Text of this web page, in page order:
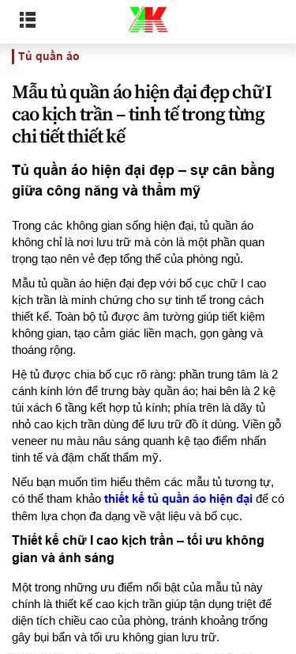
Tủ quần áo
Mẫu tủ quần áo hiện đại đẹp chữ I
cao kịch trần – tinh tế trong từng
chi tiết thiết kế
Tủ quần áo hiện đại đẹp – sự cân bằng
giữa công năng và thẩm mỹ
Trong các không gian sống hiện đại, tủ quần áo
không chỉ là nơi lưu trữ mà còn là một phần quan
trọng tạo nên vẻ đẹp tổng thể của phòng ngủ.
Mẫu tủ quần áo hiện đại đẹp với bố cục chữ I cao
kịch trần là minh chứng cho sự tinh tế trong cách
thiết kế. Toàn bộ tủ được âm tường giúp tiết kiệm
không gian, tạo cảm giác liền mạch, gọn gàng và
thoáng rộng.
Hệ tủ được chia bố cục rõ ràng: phần trung tâm là 2
cánh kính lớn để trưng bày quần áo; hai bên là 2 kệ
túi xách 6 tầng kết hợp tủ kính; phía trên là dãy tủ
nhỏ cao kịch trần dùng để lưu trữ đồ ít dùng. Viền gỗ
veneer nu màu nâu sáng quanh kệ tạo điểm nhấn
tinh tế và đậm chất thẩm mỹ.
Nếu bạn muốn tìm hiểu thêm các mẫu tủ tương tự,
có thể tham khảo thiết kế tủ quần áo hiện đại để có
thêm lựa chọn đa dạng về vật liệu và bố cục.
Thiết kế chữ I cao kịch trần – tối ưu không
gian và ánh sáng
Một trong những ưu điểm nổi bật của mẫu tủ này
chính là thiết kế cao kịch trần giúp tận dụng triệt để
diện tích chiều cao của phòng, tránh khoảng trống
gây bụi bẩn và tối ưu không gian lưu trữ.